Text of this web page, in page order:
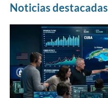
Noticias destacadas